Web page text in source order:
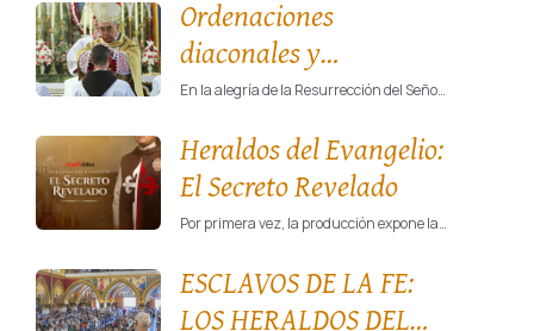
Ordenaciones
diaconales y
sacerdotales de
Heraldos del Evangelio
En la alegría de la Resurrección del Señor, los Heraldos del Evangelio vivirán un momento de gracia singular con la ordenación de 31 diáconos y 26 nuevos sacerdotes, los días 11 y 12 de abril, en celebraciones marcadas por la solemnidad y la esperanza de la Iglesia.
Heraldos del Evangelio:
El Secreto Revelado
Por primera vez, la producción expone la vida interna de la institución y revela la vida cotidiana de fe, formación y misión que viven sus miembros.
ESCLAVOS DE LA FE:
LOS HERALDOS DEL